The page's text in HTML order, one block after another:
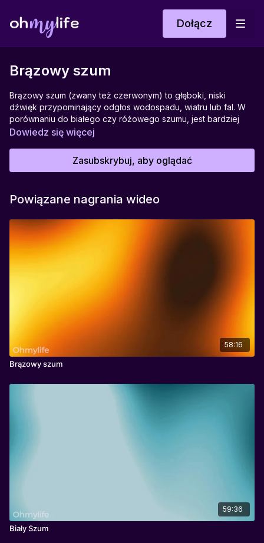
Dołącz
Brązowy szum
Brązowy szum (zwany też czerwonym) to głęboki, niski
dźwięk przypominający odgłos wodospadu, wiatru lub fal. W
porównaniu do białego czy różowego szumu, jest bardziej
miękki i otulający – szczególnie skuteczny w wyciszaniu
zamaskować hałas z otoczenia. Brązowy szum działa
uspokajająco na układ nerwowy, dlatego często polecany jest
Zasypiania, odpoczynku, regeneracji, pracy w ciszy.
Pomaga w:
Dowiedz się więcej
Zasubskrybuj, aby oglądać
Powiązane nagrania wideo
58:16
Brązowy szum
59:36
Biały Szum